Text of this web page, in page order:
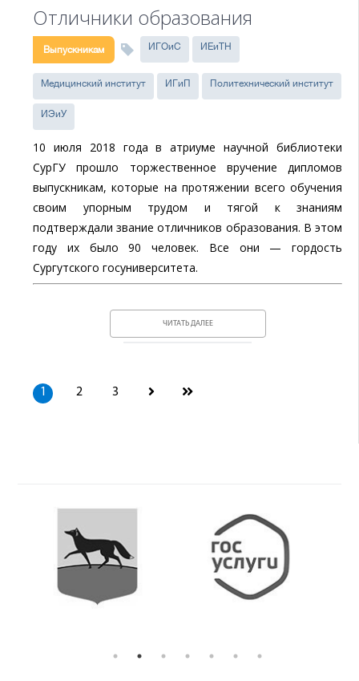
Отличники образования
Выпускникам ИГОиС ИЕиТН
Медицинский институт ИГиП Политехнический институт
ИЭиУ
10 июля 2018 года в атриуме научной библиотеки
СурГУ прошло торжественное вручение дипломов
выпускникам, которые на протяжении всего обучения
своим упорным трудом и тягой к знаниям
подтверждали звание отличников образования. В этом
году их было 90 человек. Все они — гордость
Сургутского госуниверситета.
ЧИТАТЬ ДАЛЕЕ
1 2 3